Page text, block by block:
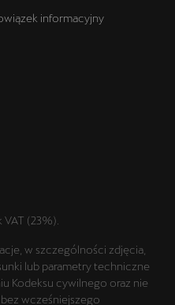
informacyjny
(23%).
w szczególności zdjęcia,
lub parametry techniczne
Kodeksu cywilnego oraz nie
wcześniejszego